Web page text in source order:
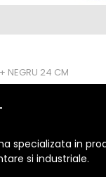
NEGRU 24 CM
specializata in
si industriale.